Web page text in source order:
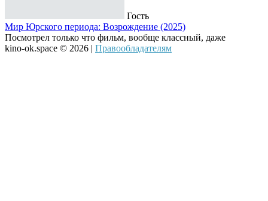
Гость
Мир Юрского периода: Возрождение (2025)
Посмотрел только что фильм, вообще классный, даже
kino-ok.space © 2026 | Правообладателям